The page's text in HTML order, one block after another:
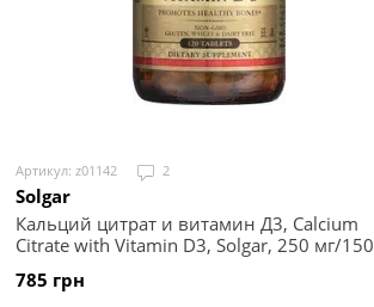
Артикул: z01142 2
Solgar
Кальций цитрат и витамин Д3, Calcium
Citrate with Vitamin D3, Solgar, 250 мг/150
785 грн